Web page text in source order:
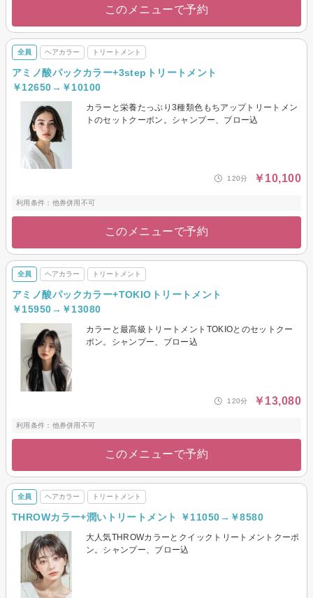
このメニューで予約
全員 ヘアカラー トリートメント
アミノ酸パックカラー+3stepトリートメント
￥12650→￥10100
カラーと栄養たっぷり3種類色もちアップトリートメン
トのセットクーポン。シャンプー、ブロー込
120分 ￥10,100
利用条件：他券併用不可
このメニューで予約
全員 ヘアカラー トリートメント
アミノ酸パックカラー+TOKIOトリートメント
￥15950→￥13080
カラーと最高級トリートメントTOKIOとのセットクー
ポン。シャンプー、ブロー込
120分 ￥13,080
利用条件：他券併用不可
このメニューで予約
全員 ヘアカラー トリートメント
THROWカラー+潤いトリートメント ￥11050→￥8580
大人気THROWカラーとクイックトリートメントクーポ
ン。シャンプー、ブロー込